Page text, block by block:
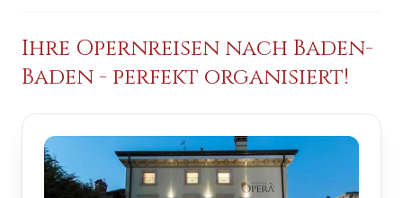
Ihre Opernreisen nach Baden-
Baden - perfekt organisiert!